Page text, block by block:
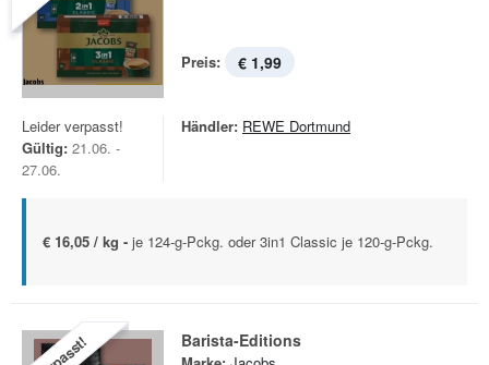
Preis: € 1,99
Leider verpasst!
Gültig: 21.06. -
27.06.
Händler: REWE Dortmund
€ 16,05 / kg - je 124-g-Pckg. oder 3in1 Classic je 120-g-Pckg.
Barista-Editions